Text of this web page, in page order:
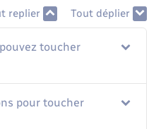
replier Tout déplier
toucher
pour toucher